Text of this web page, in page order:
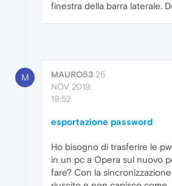
finestra della barra laterale.
M MAURO53 25
NOV 2019,
19:52
esportazione password
Ho bisogno di trasferire le
in un pc a Opera sul nuovo
fare? Con la